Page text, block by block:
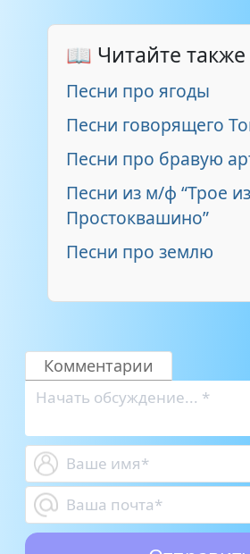
📖 Читайте также
Песни про ягоды
Песни говорящего
Песни про бравую
Песни из м/ф “Трое из
Простоквашино”
Песни про землю
Комментарии